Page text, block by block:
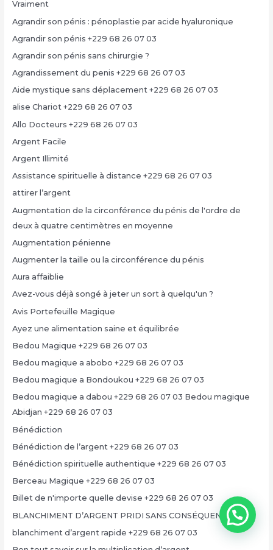
Vraiment
Agrandir son pénis : pénoplastie par acide hyaluronique
Agrandir son pénis +229 68 26 07 03
Agrandir son pénis sans chirurgie ?
Agrandissement du penis +229 68 26 07 03
Aide mystique sans déplacement +229 68 26 07 03
alise Chariot +229 68 26 07 03
Allo Docteurs +229 68 26 07 03
Argent Facile
Argent Illimité
Assistance spirituelle à distance +229 68 26 07 03
attirer l’argent
Augmentation de la circonférence du pénis de l'ordre de
deux à quatre centimètres en moyenne
Augmentation pénienne
Augmenter la taille ou la circonférence du pénis
Aura affaiblie
Avez-vous déjà songé à jeter un sort à quelqu'un ?
Avis Portefeuille Magique
Ayez une alimentation saine et équilibrée
Bedou Magique +229 68 26 07 03
Bedou magique a abobo +229 68 26 07 03
Bedou magique a Bondoukou +229 68 26 07 03
Bedou magique a dabou +229 68 26 07 03 Bedou magique
Abidjan +229 68 26 07 03
Bénédiction
Bénédiction de l’argent +229 68 26 07 03
Bénédiction spirituelle authentique +229 68 26 07 03
Berceau Magique +229 68 26 07 03
Billet de n'importe quelle devise +229 68 26 07 03
BLANCHIMENT D’ARGENT PRIDI SANS CONSÉQUENCE
blanchiment d’argent rapide +229 68 26 07 03